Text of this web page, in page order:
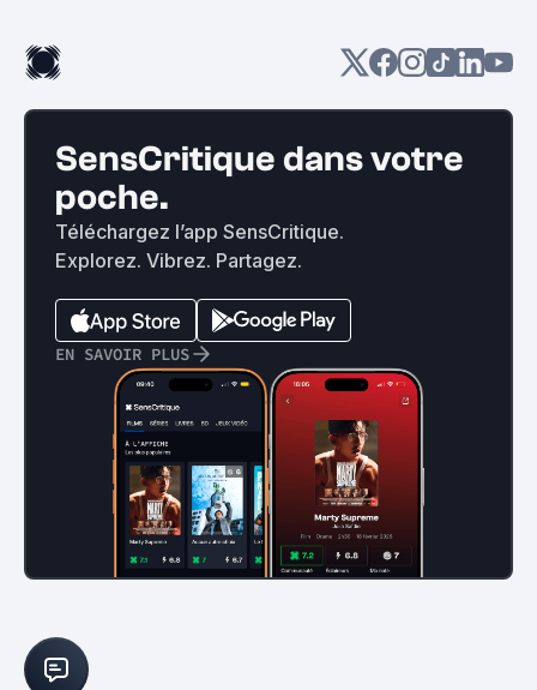
SensCritique dans votre
poche.
Téléchargez l’app SensCritique.
Explorez. Vibrez. Partagez.
EN SAVOIR PLUS